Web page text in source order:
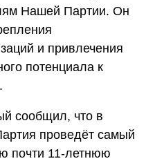
Нашей Партии. Он
и привлечения
потенциала к
сообщил, что в
проведёт самый
почти 11-летнюю